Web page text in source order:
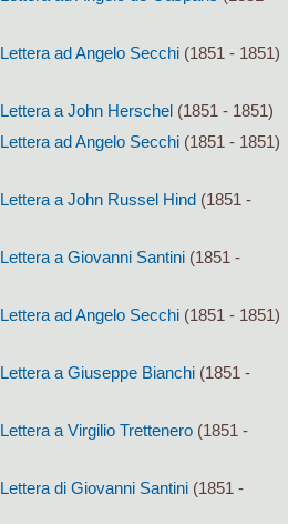
Lettera ad Angelo Secchi (1851 - 1851)
Lettera a John Herschel (1851 - 1851)
Lettera ad Angelo Secchi (1851 - 1851)
Lettera a John Russel Hind (1851 -
Lettera a Giovanni Santini (1851 -
Lettera ad Angelo Secchi (1851 - 1851)
Lettera a Giuseppe Bianchi (1851 -
Lettera a Virgilio Trettenero (1851 -
Lettera di Giovanni Santini (1851 -